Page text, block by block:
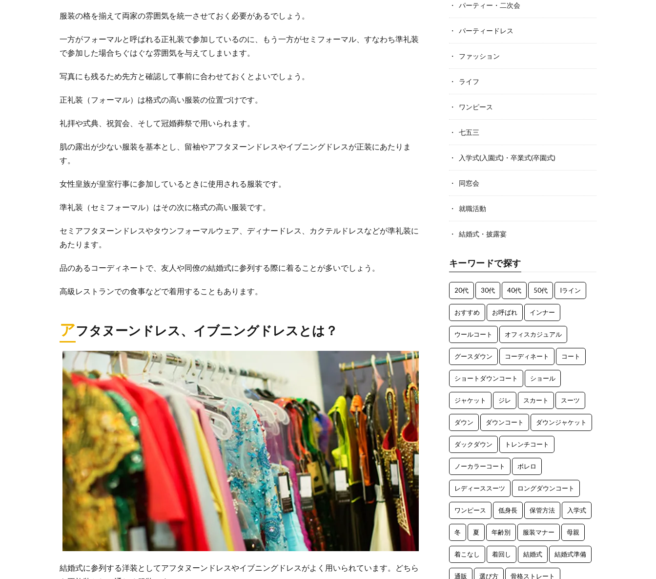
服装の格を揃えて両家の雰囲気を統一させておく必要があるでしょう。
一方がフォーマルと呼ばれる正礼装で参加しているのに、もう一方がセミフォーマル、すなわち準礼装
で参加した場合ちぐはぐな雰囲気を与えてしまいます。
写真にも残るため先方と確認して事前に合わせておくとよいでしょう。
正礼装（フォーマル）は格式の高い服装の位置づけです。
礼拝や式典、祝賀会、そして冠婚葬祭で用いられます。
肌の露出が少ない服装を基本とし、留袖やアフタヌーンドレスやイブニングドレスが正装にあたりま
す。
女性皇族が皇室行事に参加しているときに使用される服装です。
準礼装（セミフォーマル）はその次に格式の高い服装です。
セミアフタヌーンドレスやタウンフォーマルウェア、ディナードレス、カクテルドレスなどが準礼装に
あたります。
品のあるコーディネートで、友人や同僚の結婚式に参列する際に着ることが多いでしょう。
高級レストランでの食事などで着用することもあります。
アフタヌーンドレス、イブニングドレスとは？
結婚式に参列する洋装としてアフタヌーンドレスやイブニングドレスがよく用いられています。どちら
パーティー・二次会
パーティードレス
ファッション
ライフ
ワンピース
七五三
入学式(入園式)・卒業式(卒園式)
同窓会
就職活動
結婚式・披露宴
キーワードで探す
20代 30代 40代 50代 Iライン
おすすめ お呼ばれ インナー
ウールコート オフィスカジュアル
グースダウン コーディネート コート
ショートダウンコート ショール
ジャケット ジレ スカート スーツ
ダウン ダウンコート ダウンジャケット
ダックダウン トレンチコート
ノーカラーコート ボレロ
レディーススーツ ロングダウンコート
ワンピース 低身長 保管方法 入学式
冬 夏 年齢別 服装マナー 母親
着こなし 着回し 結婚式 結婚式準備
通販 選び方 骨格ストレート